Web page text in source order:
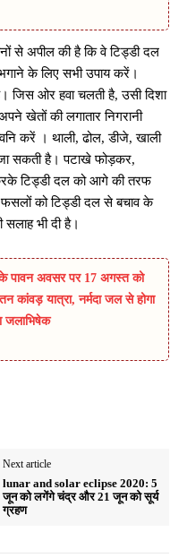
से अपील की है कि वे टिड्डी दल
के लिए सभी उपाय करें।
जिस ओर हवा चलती है, उसी दिशा
खेतों की लगातार निगरानी
करें । थाली, ढोल, डीजे, खाली
सकती है। पटाखे फोड़कर,
टिड्डी दल को आगे की तरफ
फसलों को टिड्डी दल से बचाव के
सलाह भी दी है।
पावन अवसर पर 17 अगस्त को
कांवड़ यात्रा, नर्मदा जल से होगा
जलाभिषेक
Next article
lunar and solar eclipse 2020: 5
जून को लगेंगे चंद्र और 21 जून को सूर्य
ग्रहण